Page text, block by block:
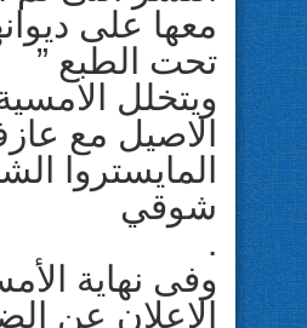
معها على
تحت الطبع ”
ويتخلل
الاصيل مع
المايستروا
شوقي
.
وفى نهاية
الإعلان عن